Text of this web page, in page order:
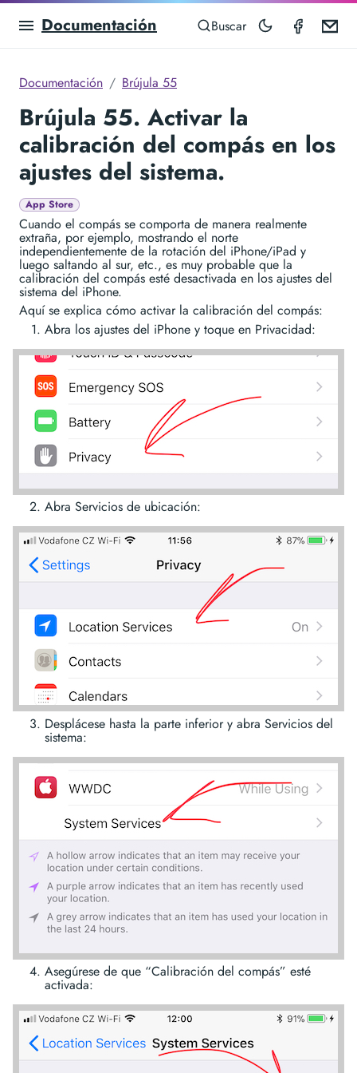
Documentación Buscar
Documentación Brújula 55
Brújula 55. Activar la
calibración del compás en los
ajustes del sistema.
App Store
Cuando el compás se comporta de manera realmente
extraña, por ejemplo, mostrando el norte
independientemente de la rotación del iPhone/iPad y
luego saltando al sur, etc., es muy probable que la
calibración del compás esté desactivada en los ajustes del
sistema del iPhone.
Aquí se explica cómo activar la calibración del compás:
Abra los ajustes del iPhone y toque en Privacidad:
Abra Servicios de ubicación:
Desplácese hasta la parte inferior y abra Servicios del
sistema:
Asegúrese de que “Calibración del compás” esté
activada: